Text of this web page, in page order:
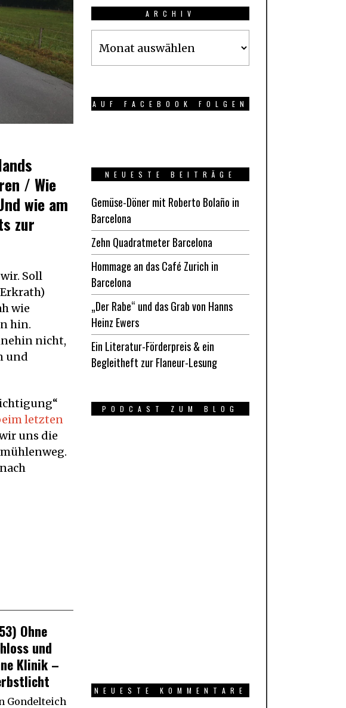
/ Wie
wie am
zur
Soll
wie
hin.
nicht,
und
letzten
uns die
Ohne
und
Klinik –
Gondelteich
ARCHIV
AUF FACEBOOK FOLGEN
NEUESTE BEITRÄGE
Gemüse-Döner mit Roberto Bolaño in
Barcelona
Zehn Quadratmeter Barcelona
Hommage an das Café Zurich in
Barcelona
„Der Rabe“ und das Grab von Hanns
Heinz Ewers
Ein Literatur-Förderpreis & ein
Begleitheft zur Flaneur-Lesung
PODCAST ZUM BLOG
NEUESTE KOMMENTARE